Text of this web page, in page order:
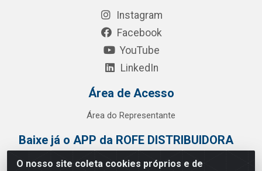
O nosso site coleta cookies próprios e de
Instagram
Facebook
YouTube
LinkedIn
Área de Acesso
Área do Representante
Baixe já o APP da ROFE DISTRIBUIDORA